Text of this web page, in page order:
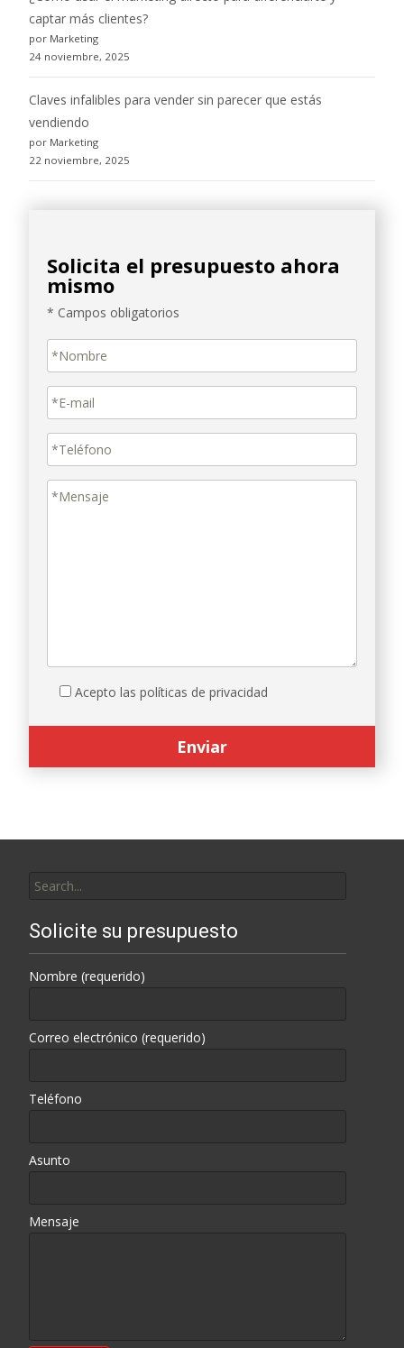
captar más clientes?
por Marketing
24 noviembre, 2025
Claves infalibles para vender sin parecer que estás
vendiendo
por Marketing
22 noviembre, 2025
Acepto las políticas de privacidad
for:
Solicite su presupuesto
Nombre (requerido)
Correo electrónico (requerido)
Teléfono
Asunto
Mensaje